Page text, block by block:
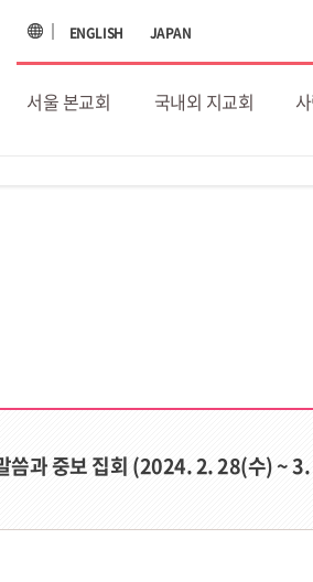
ENGLISH JAPAN
서울 본교회 국내외 지교회
씀과 중보 집회 (2024. 2. 28(수) ~